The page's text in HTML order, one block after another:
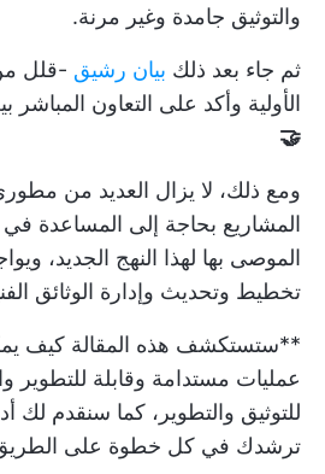
والتوثيق جامدة وغير مرنة.
ثم جاء بعد ذلك بيان رشيق -قلل
الأولية وأكد على التعاون
🤝
ومع ذلك، لا يزال العديد من
المشاريع بحاجة إلى المساعدة في
الموصى بها لهذا النهج الجديد،
تخطيط وتحديث وإدارة الوثائق
**ستستكشف هذه المقالة كيف
عمليات مستدامة وقابلة للتطوير
للتوثيق والتطوير، كما سنقدم لك
ترشدك في كل خطوة على